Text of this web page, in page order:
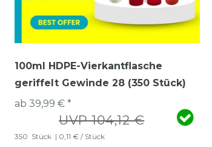
100ml HDPE-Vierkantflasche
geriffelt Gewinde 28 (350 Stück)
UVP 104,12 €
ab 39,99 € *
350 Stück | 0,11 € / Stück